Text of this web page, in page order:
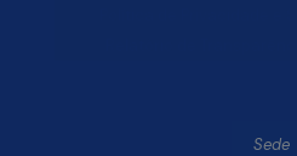
Sede